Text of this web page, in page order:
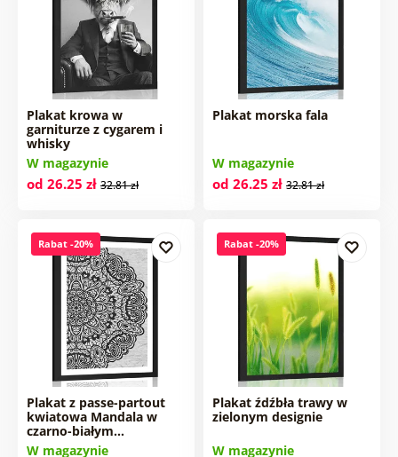
Plakat krowa w
garniturze z cygarem i
whisky
W magazynie
od 26.25 zł 32.81 zł
Plakat morska fala
W magazynie
od 26.25 zł 32.81 zł
Rabat -20%
Plakat z passe-partout
kwiatowa Mandala w
czarno-białym…
W magazynie
Rabat -20%
Plakat źdźbła trawy w
zielonym designie
W magazynie